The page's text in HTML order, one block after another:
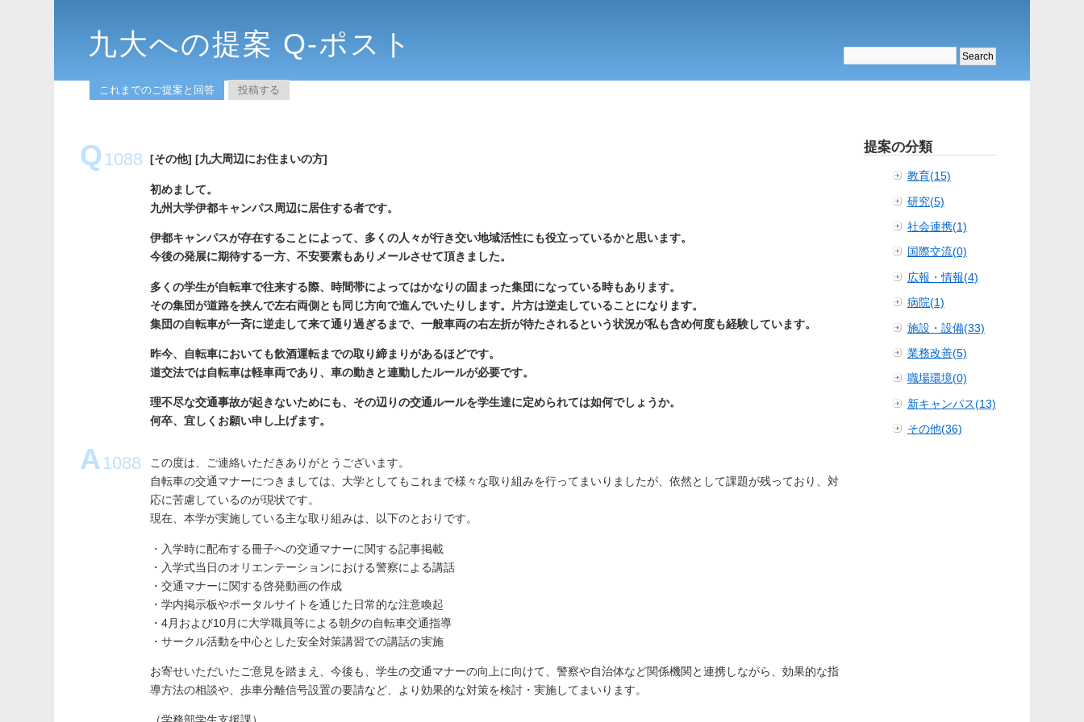
九大への提案 Q-ポスト
これまでのご提案と回答 投稿する
Q 1088 [その他] [九大周辺にお住まいの方]
初めまして。
九州大学伊都キャンパス周辺に居住する者です。
伊都キャンパスが存在することによって、多くの人々が行き交い地域活性にも役立っているかと思います。
今後の発展に期待する一方、不安要素もありメールさせて頂きました。
多くの学生が自転車で往来する際、時間帯によってはかなりの固まった集団になっている時もあります。
その集団が道路を挟んで左右両側とも同じ方向で進んでいたりします。片方は逆走していることになります。
集団の自転車が一斉に逆走して来て通り過ぎるまで、一般車両の右左折が待たされるという状況が私も含め何度も経験しています。
昨今、自転車においても飲酒運転までの取り締まりがあるほどです。
道交法では自転車は軽車両であり、車の動きと連動したルールが必要です。
理不尽な交通事故が起きないためにも、その辺りの交通ルールを学生達に定められては如何でしょうか。
何卒、宜しくお願い申し上げます。
A 1088
この度は、ご連絡いただきありがとうございます。
自転車の交通マナーにつきましては、大学としてもこれまで様々な取り組みを行ってまいりましたが、依然として課題が残っており、対
応に苦慮しているのが現状です。
現在、本学が実施している主な取り組みは、以下のとおりです。
・入学時に配布する冊子への交通マナーに関する記事掲載
・入学式当日のオリエンテーションにおける警察による講話
・交通マナーに関する啓発動画の作成
・学内掲示板やポータルサイトを通じた日常的な注意喚起
・4月および10月に大学職員等による朝夕の自転車交通指導
・サークル活動を中心とした安全対策講習での講話の実施
お寄せいただいたご意見を踏まえ、今後も、学生の交通マナーの向上に向けて、警察や自治体など関係機関と連携しながら、効果的な指
導方法の相談や、歩車分離信号設置の要請など、より効果的な対策を検討・実施してまいります。
提案の分類
教育(15)
研究(5)
社会連携(1)
国際交流(0)
広報・情報(4)
病院(1)
施設・設備(33)
業務改善(5)
職場環境(0)
新キャンパス(13)
その他(36)